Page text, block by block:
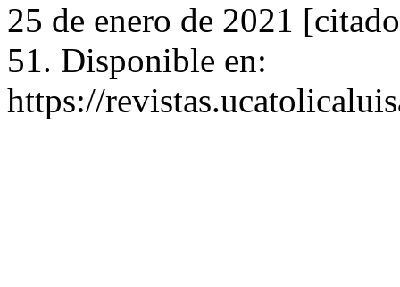
25 de enero de 2021
51. Disponible en:
https://